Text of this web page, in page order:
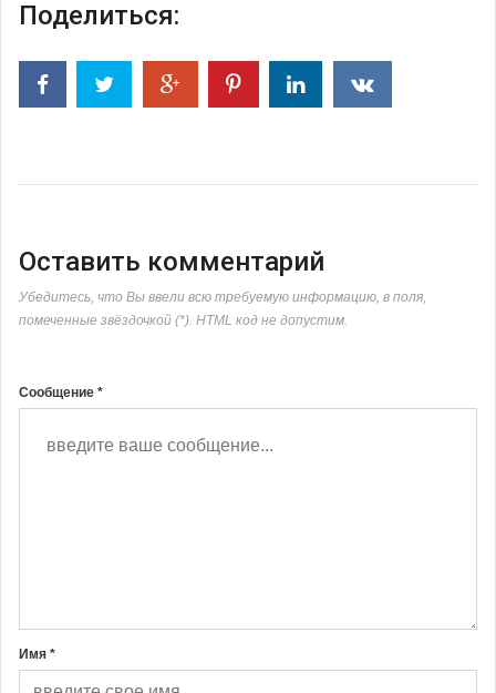
Поделиться:
Оставить комментарий
Убедитесь, что Вы ввели всю требуемую информацию, в поля,
помеченные звёздочкой (*). HTML код не допустим.
Сообщение *
Имя *